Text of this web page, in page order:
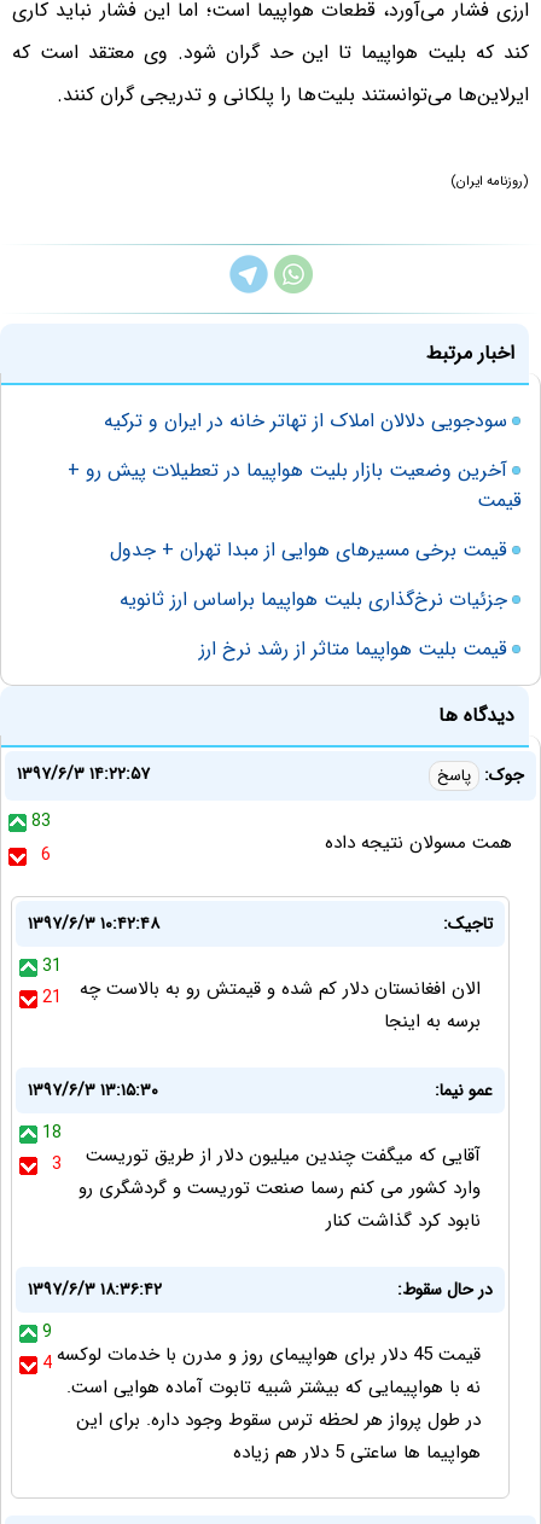
ارزی فشار می‌آورد، قطعات هواپیما است؛ اما این فشار نباید کاری
کند که بلیت هواپیما تا این حد گران شود. وی معتقد است که
ایرلاین‌ها می‌توانستند بلیت‌ها را پلکانی و تدریجی گران کنند.
(روزنامه ایران)
اخبار مرتبط
سودجویی دلالان املاک از تهاتر خانه در ایران و ترکیه
آخرین وضعیت بازار بلیت هواپیما در تعطیلات پیش رو +
قیمت
قیمت برخی مسیر‌های هوایی از مبدا تهران + جدول
جزئیات نرخ‌گذاری‌ بلیت هواپیما براساس ارز ثانویه
قیمت بلیت هواپیما متاثر از رشد نرخ ارز
دیدگاه ها
جوک: پاسخ
۱۳۹۷/۶/۳ ۱۴:۲۲:۵۷
83
6
همت مسولان نتیجه داده
تاجیک:
۱۳۹۷/۶/۳ ۱۰:۴۲:۴۸
31
21
الان افغانستان دلار کم شده و قیمتش رو به بالاست چه
برسه به اینجا
عمو نیما:
۱۳۹۷/۶/۳ ۱۳:۱۵:۳۰
18
3
آقایی که میگفت چندین میلیون دلار از طریق توریست
وارد کشور می کنم رسما صنعت توریست و گردشگری رو
نابود کرد گذاشت کنار
در حال سقوط:
۱۳۹۷/۶/۳ ۱۸:۳۶:۴۲
9
4قیمت 45 دلار برای هواپیمای روز و مدرن با خدمات لوکسه
نه با هواپیمایی که بیشتر شبیه تابوت آماده هوایی است.
در طول پرواز هر لحظه ترس سقوط وجود داره. برای این
هواپیما ها ساعتی 5 دلار هم زیاده